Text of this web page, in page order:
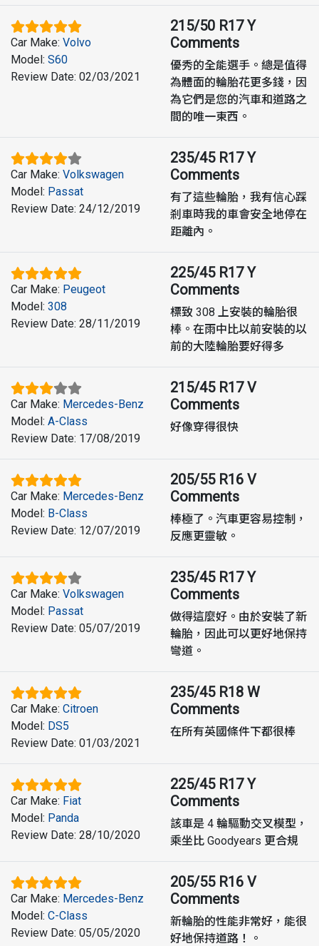
Car Make: Volvo
Model: S60
Review Date: 02/03/2021
215/50 R17 Y
Comments
優秀的全能選手。總是值得
為體面的輪胎花更多錢，因
為它們是您的汽車和道路之
間的唯一東西。
Car Make: Volkswagen
Model: Passat
Review Date: 24/12/2019
235/45 R17 Y
Comments
有了這些輪胎，我有信心踩
剎車時我的車會安全地停在
距離內。
Car Make: Peugeot
Model: 308
Review Date: 28/11/2019
225/45 R17 Y
Comments
標致 308 上安裝的輪胎很
棒。在雨中比以前安裝的以
前的大陸輪胎要好得多
Car Make: Mercedes-Benz
Model: A-Class
Review Date: 17/08/2019
215/45 R17 V
Comments
好像穿得很快
Car Make: Mercedes-Benz
Model: B-Class
Review Date: 12/07/2019
205/55 R16 V
Comments
棒極了。汽車更容易控制，
反應更靈敏。
Car Make: Volkswagen
Model: Passat
Review Date: 05/07/2019
235/45 R17 Y
Comments
做得這麼好。由於安裝了新
輪胎，因此可以更好地保持
彎道。
Car Make: Citroen
Model: DS5
Review Date: 01/03/2021
235/45 R18 W
Comments
在所有英國條件下都很棒
Car Make: Fiat
Model: Panda
Review Date: 28/10/2020
225/45 R17 Y
Comments
該車是 4 輪驅動交叉模型，
乘坐比 Goodyears 更合規
Car Make: Mercedes-Benz
Model: C-Class
Review Date: 05/05/2020
205/55 R16 V
Comments
新輪胎的性能非常好，能很
好地保持道路！。